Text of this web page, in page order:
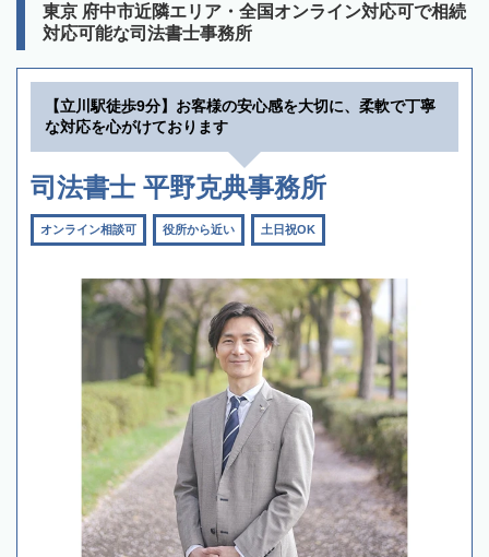
東京 府中市近隣エリア・全国オンライン対応可で相続
対応可能な司法書士事務所
【立川駅徒歩9分】お客様の安心感を大切に、柔軟で丁寧
な対応を心がけております
司法書士 平野克典事務所
オンライン相談可 役所から近い 土日祝OK